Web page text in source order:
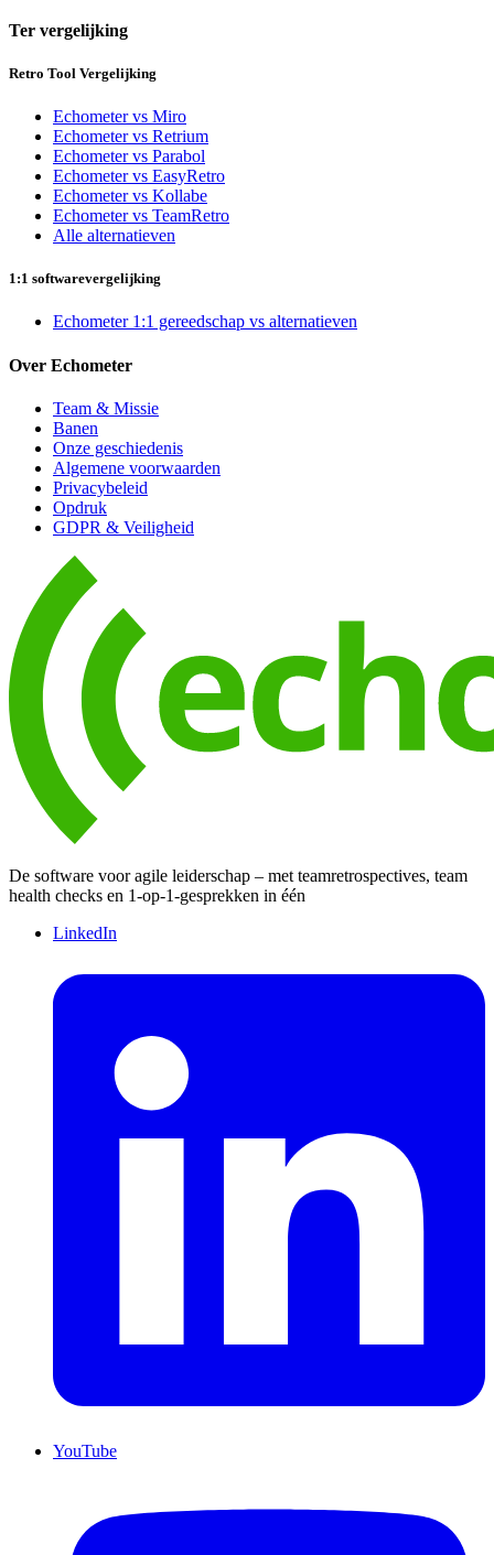
Ter vergelijking
Retro Tool Vergelijking
Echometer vs Miro
Echometer vs Retrium
Echometer vs Parabol
Echometer vs EasyRetro
Echometer vs Kollabe
Echometer vs TeamRetro
Alle alternatieven
1:1 softwarevergelijking
Echometer 1:1 gereedschap vs alternatieven
Over Echometer
Team & Missie
Banen
Onze geschiedenis
Algemene voorwaarden
Privacybeleid
Opdruk
GDPR & Veiligheid
De software voor agile leiderschap – met teamretrospectives, team
health checks en 1-op-1-gesprekken in één
LinkedIn
YouTube